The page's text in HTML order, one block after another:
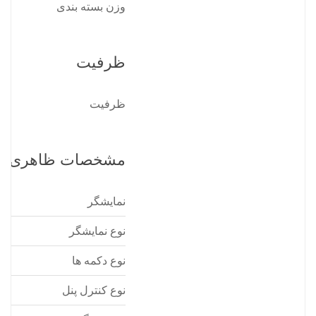
وزن بسته بندی
ظرفیت
ظرفیت
مشخصات ظاهری
نمایشگر
نوع نمایشگر
نوع دکمه ها
نوع کنترل پنل